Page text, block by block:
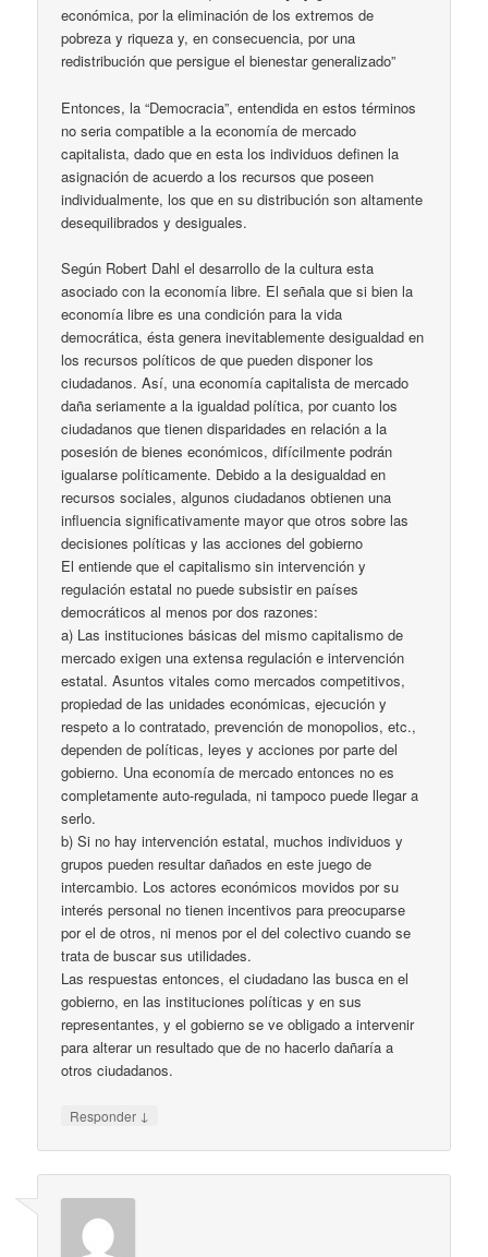
económica, por la eliminación de los extremos de
pobreza y riqueza y, en consecuencia, por una
redistribución que persigue el bienestar generalizado”
Entonces, la “Democracia”, entendida en estos términos
no seria compatible a la economía de mercado
capitalista, dado que en esta los individuos definen la
asignación de acuerdo a los recursos que poseen
individualmente, los que en su distribución son altamente
desequilibrados y desiguales.
Según Robert Dahl el desarrollo de la cultura esta
asociado con la economía libre. El señala que si bien la
economía libre es una condición para la vida
democrática, ésta genera inevitablemente desigualdad en
los recursos políticos de que pueden disponer los
ciudadanos. Así, una economía capitalista de mercado
daña seriamente a la igualdad política, por cuanto los
ciudadanos que tienen disparidades en relación a la
posesión de bienes económicos, difícilmente podrán
igualarse políticamente. Debido a la desigualdad en
recursos sociales, algunos ciudadanos obtienen una
influencia significativamente mayor que otros sobre las
decisiones políticas y las acciones del gobierno
El entiende que el capitalismo sin intervención y
regulación estatal no puede subsistir en países
democráticos al menos por dos razones:
a) Las instituciones básicas del mismo capitalismo de
mercado exigen una extensa regulación e intervención
estatal. Asuntos vitales como mercados competitivos,
propiedad de las unidades económicas, ejecución y
respeto a lo contratado, prevención de monopolios, etc.,
dependen de políticas, leyes y acciones por parte del
gobierno. Una economía de mercado entonces no es
completamente auto-regulada, ni tampoco puede llegar a
serlo.
b) Si no hay intervención estatal, muchos individuos y
grupos pueden resultar dañados en este juego de
intercambio. Los actores económicos movidos por su
interés personal no tienen incentivos para preocuparse
por el de otros, ni menos por el del colectivo cuando se
trata de buscar sus utilidades.
Las respuestas entonces, el ciudadano las busca en el
gobierno, en las instituciones políticas y en sus
representantes, y el gobierno se ve obligado a intervenir
para alterar un resultado que de no hacerlo dañaría a
otros ciudadanos.
Responder ↓